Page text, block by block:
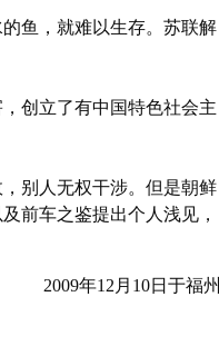
鱼，就难以生存。苏联解
创立了有中国特色社会主
别人无权干涉。但是朝鲜
前车之鉴提出个人浅见，
2009年12月10日于福州